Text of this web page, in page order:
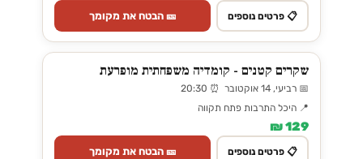
📋 פרטים נוספים 🎫 הבטח את מקומך
שקרים קטנים - קומדיה משפחתית מופרעת
📅 רביעי, 14 אוקטובר ⏰ 20:30
📍 היכל התרבות פתח תקווה
129 ₪
📋 פרטים נוספים 🎫 הבטח את מקומך